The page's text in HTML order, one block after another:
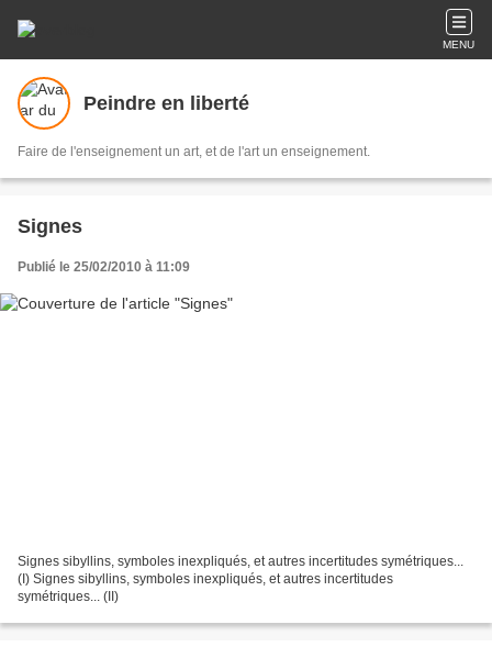
MENU
Peindre en liberté
Faire de l'enseignement un art, et de l'art un enseignement.
Signes
Publié le 25/02/2010 à 11:09
Signes sibyllins, symboles inexpliqués, et autres incertitudes symétriques...
(I) Signes sibyllins, symboles inexpliqués, et autres incertitudes
symétriques... (II)